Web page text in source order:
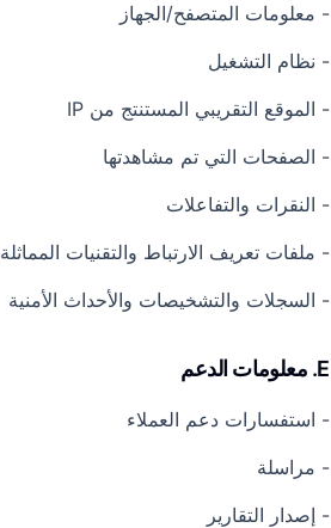
- معلومات المتصفح/الجهاز
- نظام التشغيل
- الموقع التقريبي المستنتج من IP
- الصفحات التي تم مشاهدتها
- النقرات والتفاعلات
- ملفات تعريف الارتباط والتقنيات المماثلة
- السجلات والتشخيصات والأحداث الأمنية
E. معلومات الدعم
- استفسارات دعم العملاء
- مراسلة
- إصدار التقارير